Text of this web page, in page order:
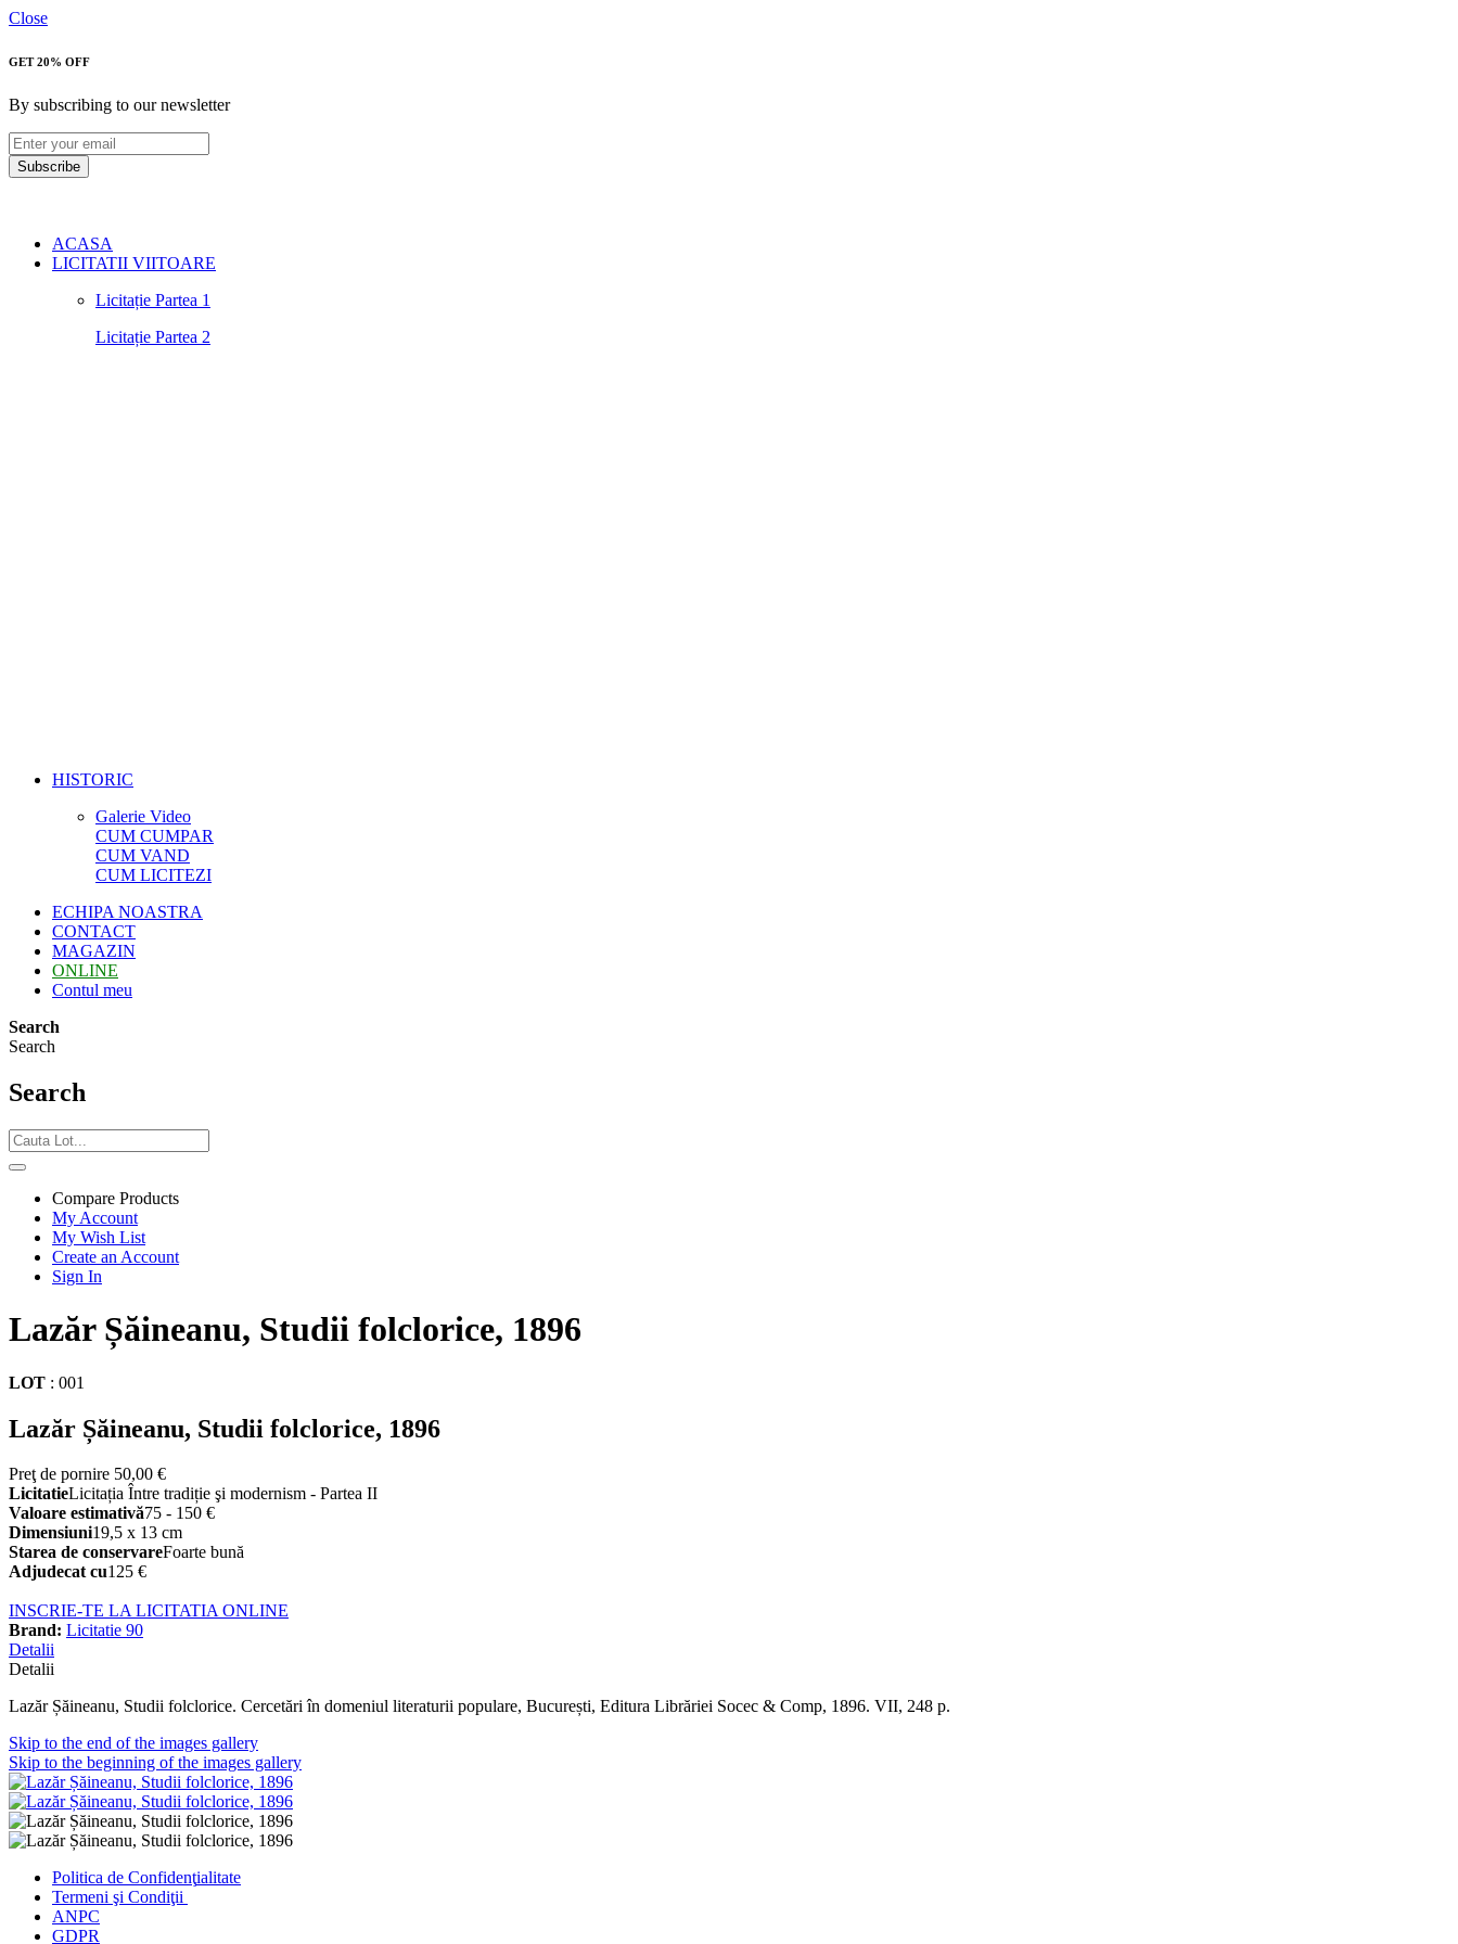
Close
GET 20% OFF
By subscribing to our newsletter
Subscribe
ACASA
LICITATII VIITOARE
Licitație Partea 1
Licitație Partea 2
HISTORIC
Galerie Video
CUM CUMPAR
CUM VAND
CUM LICITEZI
ECHIPA NOASTRA
CONTACT
MAGAZIN
ONLINE
Contul meu
Search
Search
Search
Compare Products
My Account
My Wish List
Create an Account
Sign In
Lazăr Șăineanu, Studii folclorice, 1896
LOT : 001
Lazăr Șăineanu, Studii folclorice, 1896
Preţ de pornire 50,00 €
LicitatieLicitația Între tradiție şi modernism - Partea II
Valoare estimativă75 - 150 €
Dimensiuni19,5 x 13 cm
Starea de conservareFoarte bună
Adjudecat cu125 €
INSCRIE-TE LA LICITATIA ONLINE
Brand: Licitatie 90
Detalii
Detalii
Lazăr Șăineanu, Studii folclorice. Cercetări în domeniul literaturii populare, București, Editura Librăriei Socec & Comp, 1896. VII, 248 p.
Skip to the end of the images gallery
Skip to the beginning of the images gallery
Politica de Confidenţialitate
Termeni şi Condiţii
ANPC
GDPR